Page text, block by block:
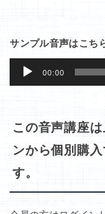
サンプル音声はこち
声
レ
ー
ー
00:00
この音声講座
ンから個別購
す。